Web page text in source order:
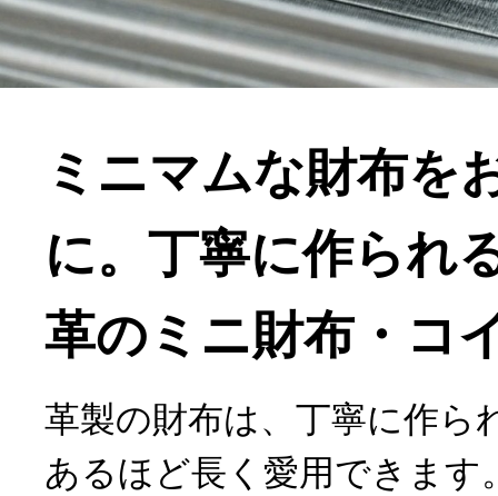
ミニマムな財布を
に。丁寧に作られ
革のミニ財布・コ
革製の財布は、丁寧に作ら
あるほど長く愛用できます